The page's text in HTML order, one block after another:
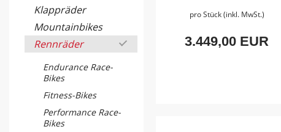
Klappräder
Mountainbikes
Rennräder
Endurance Race-
Bikes
Fitness-Bikes
Performance Race-
Bikes
pro Stück (inkl. MwSt.)
3.449,00 EUR